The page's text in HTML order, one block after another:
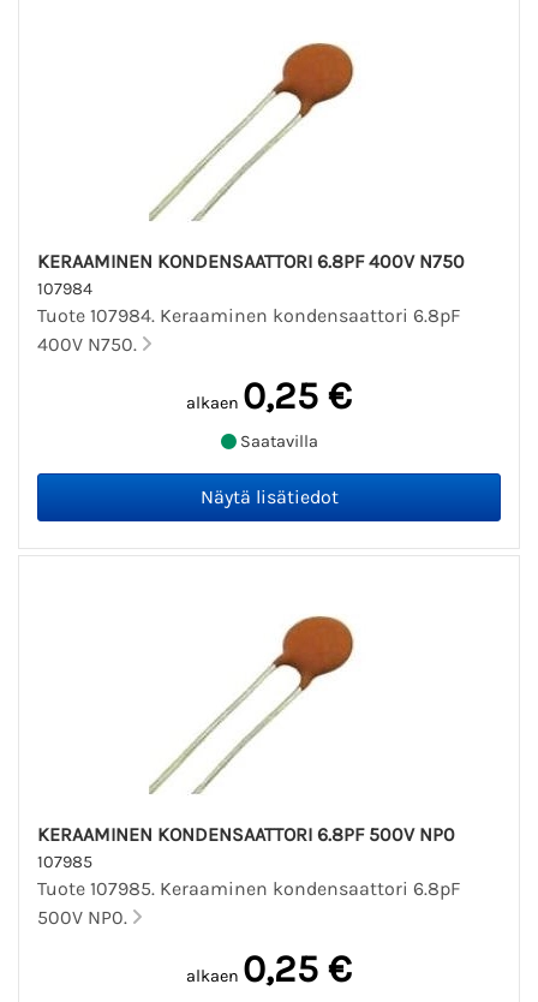
KERAAMINEN KONDENSAATTORI 6.8PF 400V N750
107984
Tuote 107984. Keraaminen kondensaattori 6.8pF
400V N750.
alkaen 0,25 €
Saatavilla
KERAAMINEN KONDENSAATTORI 6.8PF 500V NP0
107985
Tuote 107985. Keraaminen kondensaattori 6.8pF
500V NP0.
alkaen 0,25 €